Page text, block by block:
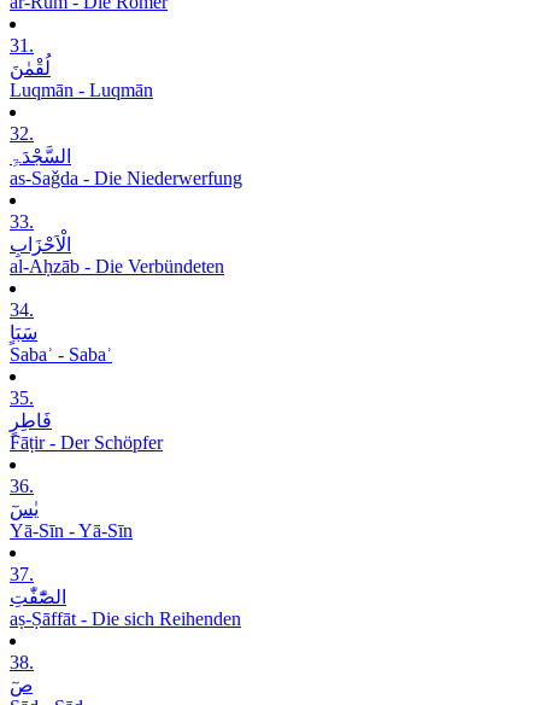
31.
لُقْمٰنَ
Luqmān - Luqmān
32.
السَّجْدَۃِ
as-Saǧda - Die Niederwerfung
33.
الْاَحْزَابِ
al-Aḥzāb - Die Verbündeten
34.
سَبَاٍ
Sabaʾ - Sabaʾ
35.
فَاطِرٍ
Fāṭir - Der Schöpfer
36.
یٰسٓ
Yā-Sīn - Yā-Sīn
37.
الصّٰٓفّٰتِ
aṣ-Ṣāffāt - Die sich Reihenden
38.
صٓ